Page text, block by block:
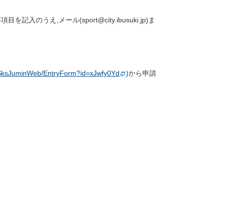
目を記入のうえ,メール(sport@city.ibusuki.jp)ま
EntryForm?id=xJwfy0Yd )から申請